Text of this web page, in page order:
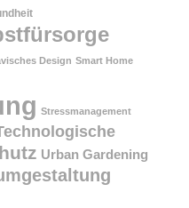
Design Smart Home
Stressmanagement
Urban Gardening